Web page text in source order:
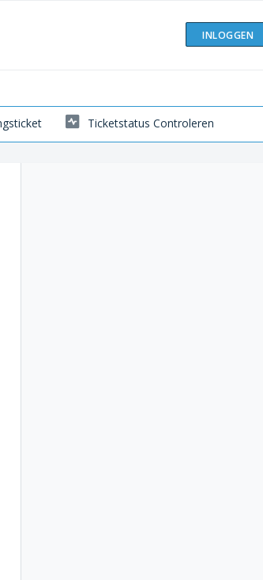
INLOGGEN
Ticketstatus Controleren